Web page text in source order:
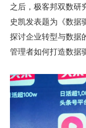
之后，极客邦双数研
史凯发表题为《数据
探讨企业转型与数据
管理者如何打造数据